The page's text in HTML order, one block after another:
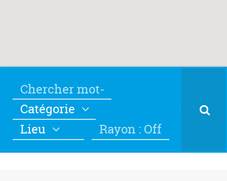
Catégorie
Lieu
Rayon : Off